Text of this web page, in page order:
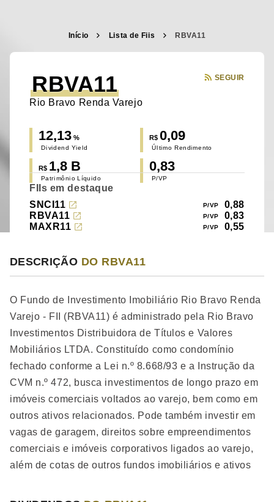
Início Lista de Fiis RBVA11
RBVA11
Rio Bravo Renda Varejo
SEGUIR
12,13 %
Dividend Yield
R$ 0,09
Último Rendimento
R$ 1,8 B
Patrimônio Líquido
0,83
P/VP
FIIs em destaque
SNCI11
0,88
RBVA11
0,83
MAXR11
0,55
DESCRIÇÃO DO RBVA11
O Fundo de Investimento Imobiliário Rio Bravo Renda
Varejo - FII (RBVA11) é administrado pela Rio Bravo
Investimentos Distribuidora de Títulos e Valores
Mobiliários LTDA. Constituído como condomínio
fechado conforme a Lei n.º 8.668/93 e a Instrução da
CVM n.º 472, busca investimentos de longo prazo em
imóveis comerciais voltados ao varejo, bem como em
outros ativos relacionados. Pode também investir em
vagas de garagem, direitos sobre empreendimentos
comerciais e imóveis corporativos ligados ao varejo,
além de cotas de outros fundos imobiliários e ativos